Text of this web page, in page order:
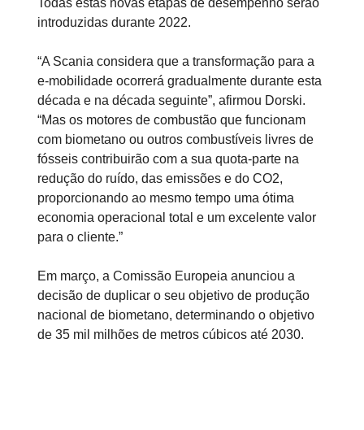
Todas estas novas etapas de desempenho serão
introduzidas durante 2022.
“A Scania considera que a transformação para a
e-mobilidade ocorrerá gradualmente durante esta
década e na década seguinte”, afirmou Dorski.
“Mas os motores de combustão que funcionam
com biometano ou outros combustíveis livres de
fósseis contribuirão com a sua quota-parte na
redução do ruído, das emissões e do CO2,
proporcionando ao mesmo tempo uma ótima
economia operacional total e um excelente valor
para o cliente.”
Em março, a Comissão Europeia anunciou a
decisão de duplicar o seu objetivo de produção
nacional de biometano, determinando o objetivo
de 35 mil milhões de metros cúbicos até 2030.